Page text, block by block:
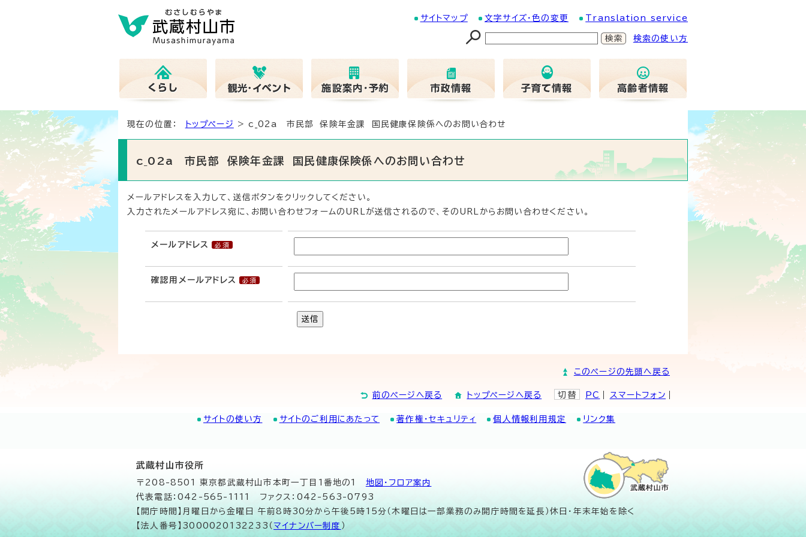
サイトマップ 文字サイズ・色の変更 Translation service
検索の使い方
現在の位置： トップページ > c_02a 市民部 保険年金課 国民健康保険係へのお問い合わせ
c_02a 市民部 保険年金課 国民健康保険係へのお問い合わせ
メールアドレスを入力して、送信ボタンをクリックしてください。
入力されたメールアドレス宛に、お問い合わせフォームのURLが送信されるので、そのURLからお問い合わせください。
メールアドレス
確認用メールアドレス
送信
このページの先頭へ戻る
前のページへ戻る トップページへ戻る 切替 PC スマートフォン
サイトの使い方 サイトのご利用にあたって 著作権・セキュリティ 個人情報利用規定 リンク集
武蔵村山市役所
〒208-8501 東京都武蔵村山市本町一丁目1番地の1 地図･フロア案内
代表電話：042-565-1111 ファクス：042-563-0793
【開庁時間】月曜日から金曜日 午前8時30分から午後5時15分（木曜日は一部業務のみ開庁時間を延長）休日・年末年始を除く
【法人番号】3000020132233（ マイナンバー制度 ）